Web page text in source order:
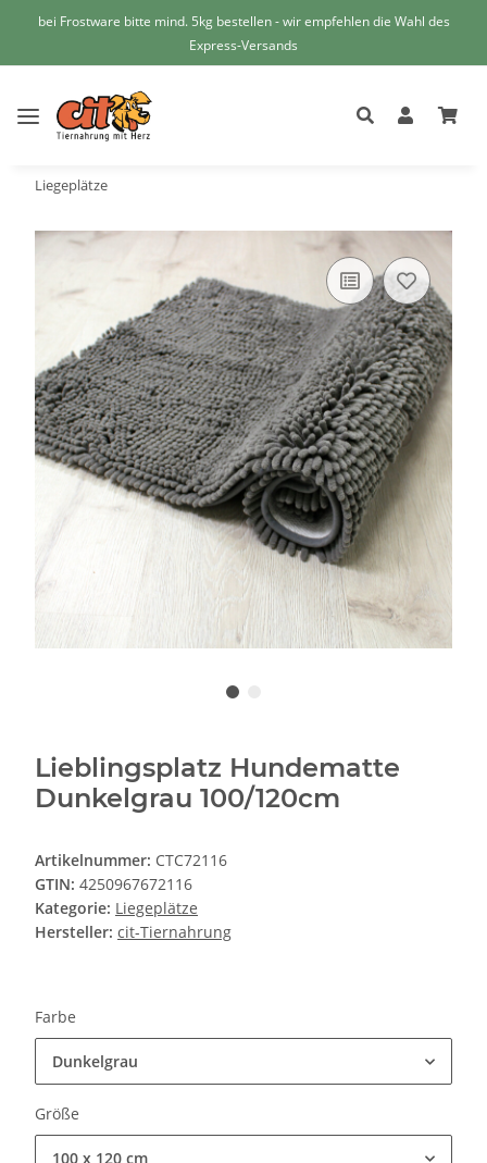
bei Frostware bitte mind. 5kg bestellen - wir empfehlen die Wahl des
Express-Versands
Liegeplätze
Lieblingsplatz Hundematte
Dunkelgrau 100/120cm
Artikelnummer: CTC72116
GTIN: 4250967672116
Kategorie: Liegeplätze
Hersteller: cit-Tiernahrung
Farbe
Dunkelgrau
Größe
100 x 120 cm